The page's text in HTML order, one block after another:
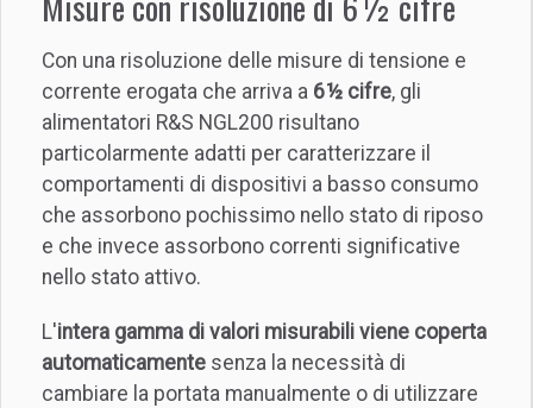
Con una risoluzione delle misure di tensione e
corrente erogata che arriva a 6 ½ cifre, gli
alimentatori R&S NGL200 risultano
particolarmente adatti per caratterizzare il
comportamenti di dispositivi a basso consumo
che assorbono pochissimo nello stato di riposo
e che invece assorbono correnti significative
nello stato attivo.
L'intera gamma di valori misurabili viene coperta
automaticamente senza la necessità di
cambiare la portata manualmente o di utilizzare